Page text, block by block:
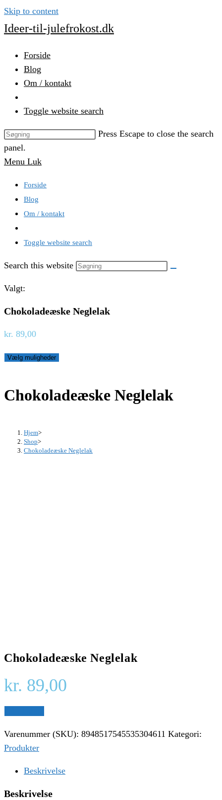
Skip to content
Ideer-til-julefrokost.dk
Forside
Blog
Om / kontakt
Toggle website search
Press Escape to close the search
panel.
Menu Luk
Forside
Blog
Om / kontakt
Toggle website search
Search this website
Valgt:
Chokoladeæske Neglelak
kr. 89,00
Vælg muligheder
Chokoladeæske Neglelak
Hjem>
Shop>
Chokoladeæske Neglelak
Chokoladeæske Neglelak
kr. 89,00
Varenummer (SKU): 8948517545535304611 Kategori:
Produkter
Beskrivelse
Beskrivelse